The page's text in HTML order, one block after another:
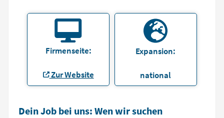
Firmenseite:
Zur Website
Expansion:
national
Dein Job bei uns: Wen wir suchen